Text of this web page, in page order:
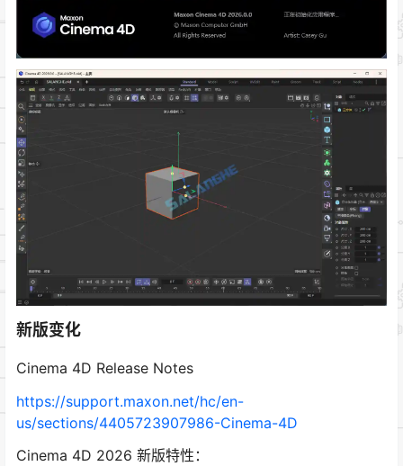
新版变化
Cinema 4D Release Notes
https://support.maxon.net/hc/en-
us/sections/4405723907986-Cinema-4D
Cinema 4D 2026 新版特性：